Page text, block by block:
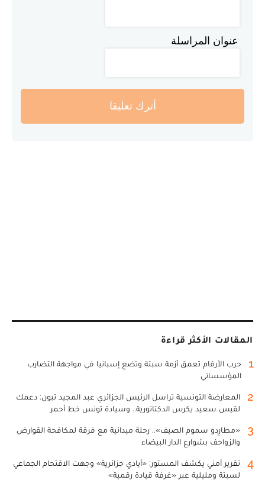
عنوان المراسلة
أترك تعليقا
المقالات الأكثر قراءة
1
حرب الأرقام تعمق أزمة سبتة وتضع إسبانيا في مواجهة التضارب
المؤسساتي
2
المعارضة التونسية تراسل الرئيس الجزائري عبد المجيد تبون: دعمك
لقيس سعيد يكرس الدكتاتورية.. وسيادة تونس خط أحمر
3
«مطارِدو سموم الصيف».. رحلة ميدانية مع فرقة لمكافحة القوارض
والزواحف بشوارع الدار البيضاء
4
تقرير أمني يكشف المستور: «أيادي جزائرية» وجهت الاقتحام الجماعي
لسبتة ومليلية عبر «غرفة قيادة رقمية»